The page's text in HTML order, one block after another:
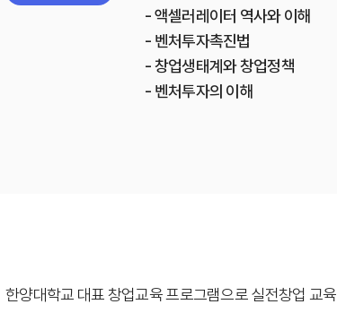
- 액셀러레이터 역사와 이해
- 벤처투자촉진법
- 창업생태계와 창업정책
- 벤처투자의 이해
한양대학교 대표 창업교육 프로그램으로 실전창업 교